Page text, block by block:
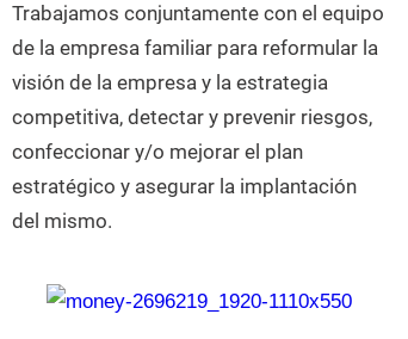
Trabajamos conjuntamente con el equipo
de la empresa familiar para reformular la
visión de la empresa y la estrategia
competitiva, detectar y prevenir riesgos,
confeccionar y/o mejorar el plan
estratégico y asegurar la implantación
del mismo.